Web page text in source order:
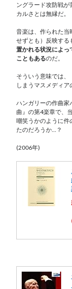
ングラード攻防戦が
カルさとは無縁だ。
音楽は、作られた当
せずとも）反映する
置かれる状況によっ
こともあるのだ。
そういう意味では
しまうマスメディア
ハンガリーの作曲家
曲』の第4楽章で、
嘲笑うかのように件
たのだろうか…？
(2006年)